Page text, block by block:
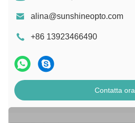
alina@sunshineopto.com
+86 13923466490
Contatta ora